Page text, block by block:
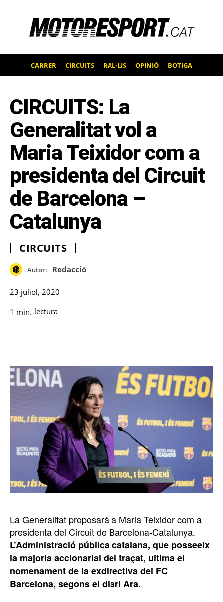
CARRER CIRCUITS RAL·LIS OPINIÓ BOTIGA
CIRCUITS: La
Generalitat vol a
Maria Teixidor com a
presidenta del Circuit
de Barcelona –
Catalunya
CIRCUITS
Autor: Redacció
23 juliol, 2020
1 min. lectura
La Generalitat proposarà a Maria Teixidor com a
presidenta del Circuit de Barcelona-Catalunya.
L’Administració pública catalana, que posseeix
la majoria accionarial del traçat, ultima el
nomenament de la exdirectiva del FC
Barcelona, segons el diari Ara.